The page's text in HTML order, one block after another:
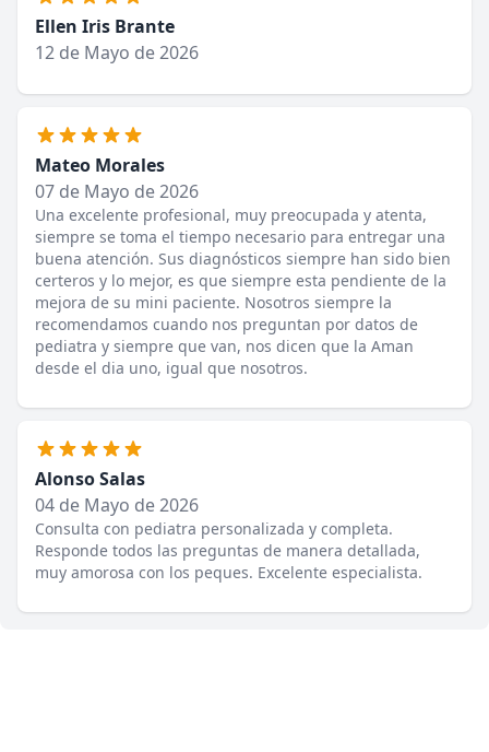
Ellen Iris Brante
12 de Mayo de 2026
Mateo Morales
07 de Mayo de 2026
Una excelente profesional, muy preocupada y atenta,
siempre se toma el tiempo necesario para entregar una
buena atención. Sus diagnósticos siempre han sido bien
certeros y lo mejor, es que siempre esta pendiente de la
mejora de su mini paciente. Nosotros siempre la
recomendamos cuando nos preguntan por datos de
pediatra y siempre que van, nos dicen que la Aman
desde el dia uno, igual que nosotros.
Alonso Salas
04 de Mayo de 2026
Consulta con pediatra personalizada y completa.
Responde todos las preguntas de manera detallada,
muy amorosa con los peques. Excelente especialista.